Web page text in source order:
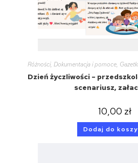
Różności, Dokumentacja i pomoce, Gazetki
Dzień życzliwości –
scenariusz,
10,00 zł
Dodaj do